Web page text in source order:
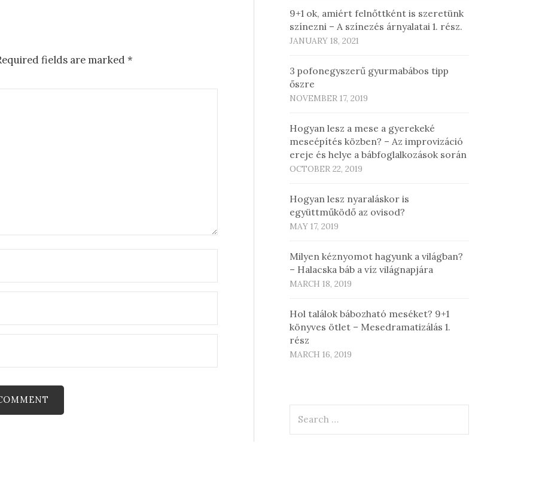
fields are marked *
9+1 ok, amiért felnőttként is szeretünk
színezni – A színezés árnyalatai 1. rész.
JANUARY 18, 2021
3 pofonegyszerű gyurmabábos tipp
őszre
NOVEMBER 17, 2019
Hogyan lesz a mese a gyerekeké
meseépítés közben? – Az improvizáció
ereje és helye a bábfoglalkozások során
OCTOBER 22, 2019
Hogyan lesz nyaraláskor is
együttműködő az ovisod?
MAY 17, 2019
Milyen kéznyomot hagyunk a világban?
– Halacska báb a víz világnapjára
MARCH 18, 2019
Hol találok bábozható meséket? 9+1
könyves ötlet – Mesedramatizálás 1.
rész
MARCH 16, 2019
for: